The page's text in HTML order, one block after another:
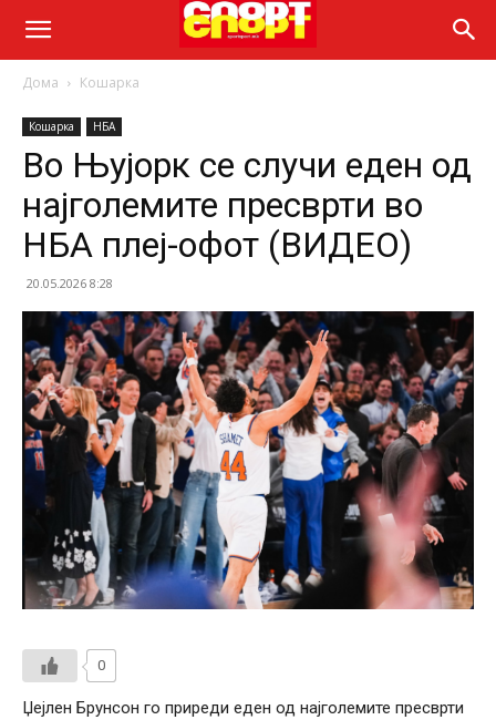
Дома Кошарка
Кошарка НБА
Во Њујорк се случи еден од
најголемите пресврти во
НБА плеј-офот (ВИДЕО)
20.05.2026 8:28
0
Џејлен Брунсон го приреди еден од најголемите пресврти